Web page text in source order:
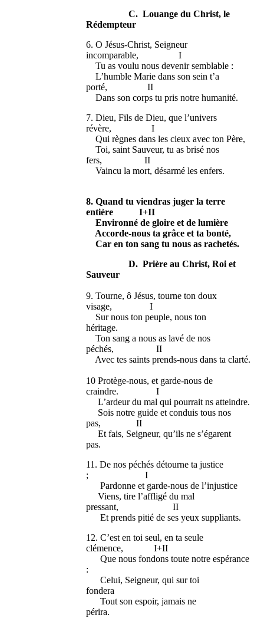
C. Louange du Christ, le
Rédempteur
6. O Jésus-Christ, Seigneur
incomparable, I
Tu as voulu nous devenir semblable :
L’humble Marie dans son sein t’a
porté, II
Dans son corps tu pris notre humanité.
7. Dieu, Fils de Dieu, que l’univers
révère, I
Qui règnes dans les cieux avec ton Père,
Toi, saint Sauveur, tu as brisé nos
fers, II
Vaincu la mort, désarmé les enfers.
8. Quand tu viendras juger la terre
entière I+II
Environné de gloire et de lumière
Accorde-nous ta grâce et ta bonté,
Car en ton sang tu nous as rachetés.
D. Prière au Christ, Roi et
Sauveur
9. Tourne, ô Jésus, tourne ton doux
visage, I
Sur nous ton peuple, nous ton
héritage.
Ton sang a nous as lavé de nos
péchés, II
Avec tes saints prends-nous dans ta clarté.
10 Protège-nous, et garde-nous de
craindre. I
L’ardeur du mal qui pourrait ns atteindre.
Sois notre guide et conduis tous nos
pas, II
Et fais, Seigneur, qu’ils ne s’égarent
pas.
11. De nos péchés détourne ta justice
; I
Pardonne et garde-nous de l’injustice
Viens, tire l’affligé du mal
pressant, II
Et prends pitié de ses yeux suppliants.
12. C’est en toi seul, en ta seule
clémence, I+II
Que nous fondons toute notre espérance
:
Celui, Seigneur, qui sur toi
fondera
Tout son espoir, jamais ne
périra.